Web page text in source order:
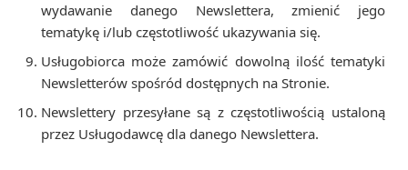
wydawanie danego Newslettera, zmienić jego
tematykę i/lub częstotliwość ukazywania się.
Usługobiorca może zamówić dowolną ilość tematyki
Newsletterów spośród dostępnych na Stronie.
Newslettery przesyłane są z częstotliwością ustaloną
przez Usługodawcę dla danego Newslettera.